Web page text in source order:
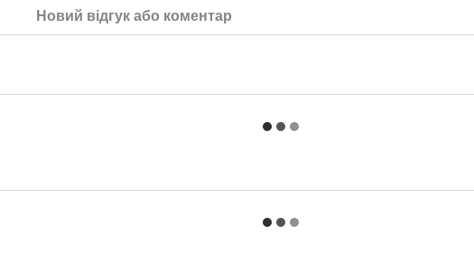
Новий відгук або коментар